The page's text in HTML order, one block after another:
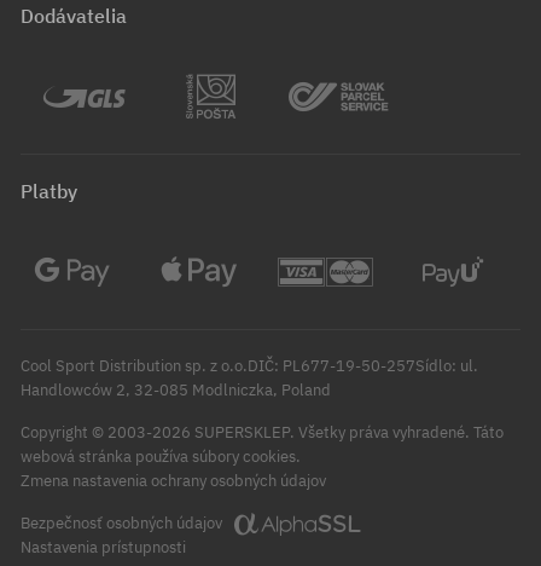
Dodávatelia
Platby
Cool Sport Distribution sp. z o.o.DIČ: PL677-19-50-257Sídlo: ul.
Handlowców 2, 32-085 Modlniczka, Poland
Copyright © 2003-2026 SUPERSKLEP. Všetky práva vyhradené. Táto
webová stránka používa súbory cookies.
Zmena nastavenia ochrany osobných údajov
Bezpečnosť osobných údajov
Nastavenia prístupnosti